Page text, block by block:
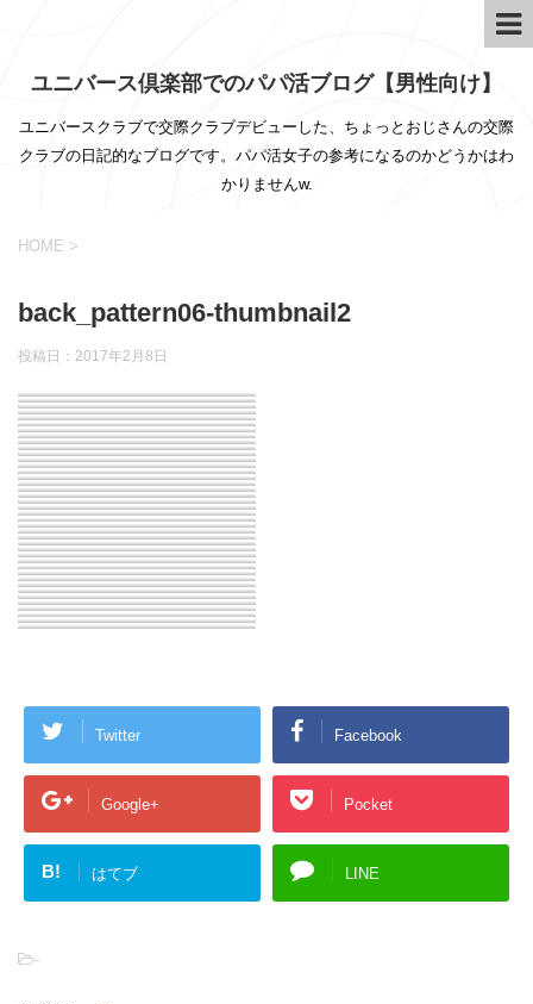
ユニバース倶楽部でのパパ活ブログ【男性向け】
ユニバースクラブで交際クラブデビューした、ちょっとおじさんの交際
クラブの日記的なブログです。パパ活女子の参考になるのかどうかはわ
かりませんw.
HOME >
back_pattern06-thumbnail2
投稿日： 2017年2月8日
Twitter Facebook
Google+ Pocket
B! はてブ LINE
-